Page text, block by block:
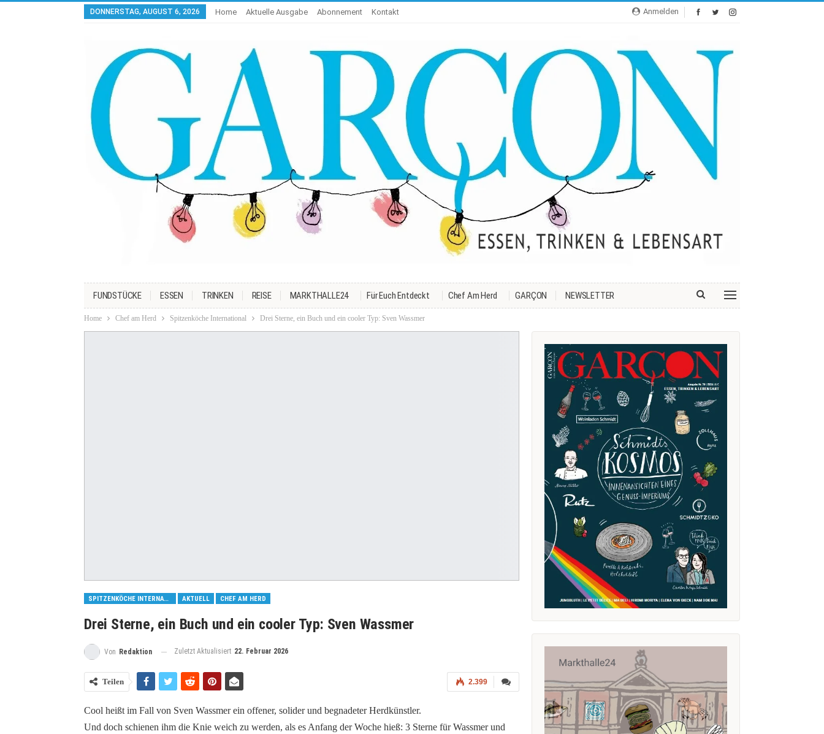
Anmelden
DONNERSTAG, AUGUST 6, 2026 Home Aktuelle Ausgabe Abonnement Kontakt
FUNDSTÜCKE ESSEN TRINKEN REISE MARKTHALLE24 Für Euch Entdeckt Chef Am Herd GARÇON NEWSLETTER
Home Chef am Herd Spitzenköche International Drei Sterne, ein Buch und ein cooler Typ: Sven Wassmer
SPITZENKÖCHE INTERNATIONAL AKTUELL CHEF AM HERD
Drei Sterne, ein Buch und ein cooler Typ: Sven Wassmer
Von Redaktion Zuletzt Aktualisiert 22. Februar 2026
2.399
Teilen
Cool heißt im Fall von Sven Wassmerein offener, solider und begnadeterHerdkünstler.
Und doch schienen ihm die Knie weich zu werden, als es Anfang der Woche hieß: 3 Sterne fürWassmerund